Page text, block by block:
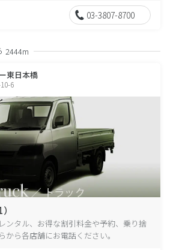
03-3807-8700
2444m
東日本橋
6
ンタル、お得な割引料金や予約、乗り捨
から各店舗にお電話ください。